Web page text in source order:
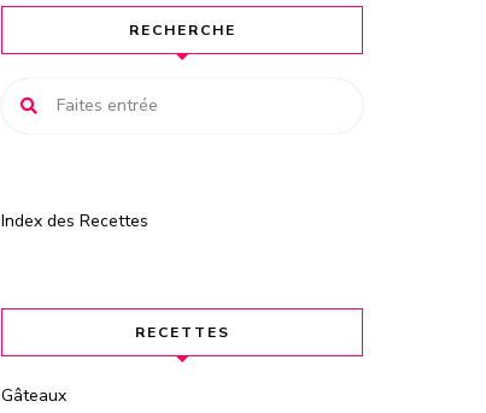
RECHERCHE
Index des Recettes
RECETTES
Gâteaux